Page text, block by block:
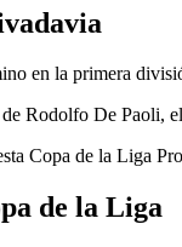
en la primera
Rodolfo De Paoli,
Copa de la Liga
de la Liga